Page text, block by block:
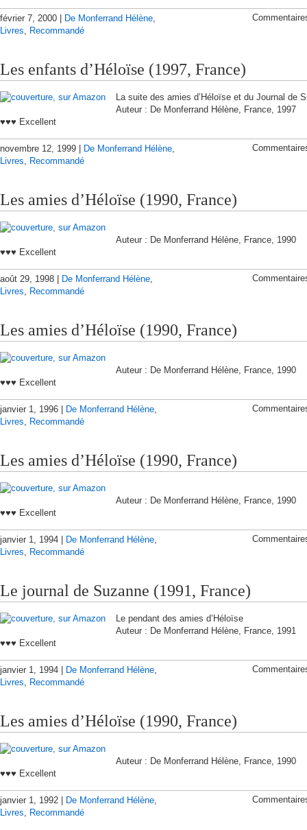
février 7, 2000 | De Monferrand Hélène,
Livres, Recommandé
Les enfants d’Héloïse (1997, France)
La suite des amies d’Héloïse et du Journal de
Auteur : De Monferrand Hélène, France, 1997
♥♥♥ Excellent
novembre 12, 1999 | De Monferrand Hélène,
Livres, Recommandé
Les amies d’Héloïse (1990, France)
Auteur : De Monferrand Hélène, France, 1990
♥♥♥ Excellent
août 29, 1998 | De Monferrand Hélène,
Livres, Recommandé
Les amies d’Héloïse (1990, France)
Auteur : De Monferrand Hélène, France, 1990
♥♥♥ Excellent
janvier 1, 1996 | De Monferrand Hélène,
Livres, Recommandé
Les amies d’Héloïse (1990, France)
Auteur : De Monferrand Hélène, France, 1990
♥♥♥ Excellent
janvier 1, 1994 | De Monferrand Hélène,
Livres, Recommandé
Le journal de Suzanne (1991, France)
Le pendant des amies d’Héloïse
Auteur : De Monferrand Hélène, France, 1991
♥♥♥ Excellent
janvier 1, 1994 | De Monferrand Hélène,
Livres, Recommandé
Les amies d’Héloïse (1990, France)
Auteur : De Monferrand Hélène, France, 1990
♥♥♥ Excellent
janvier 1, 1992 | De Monferrand Hélène,
Livres, Recommandé